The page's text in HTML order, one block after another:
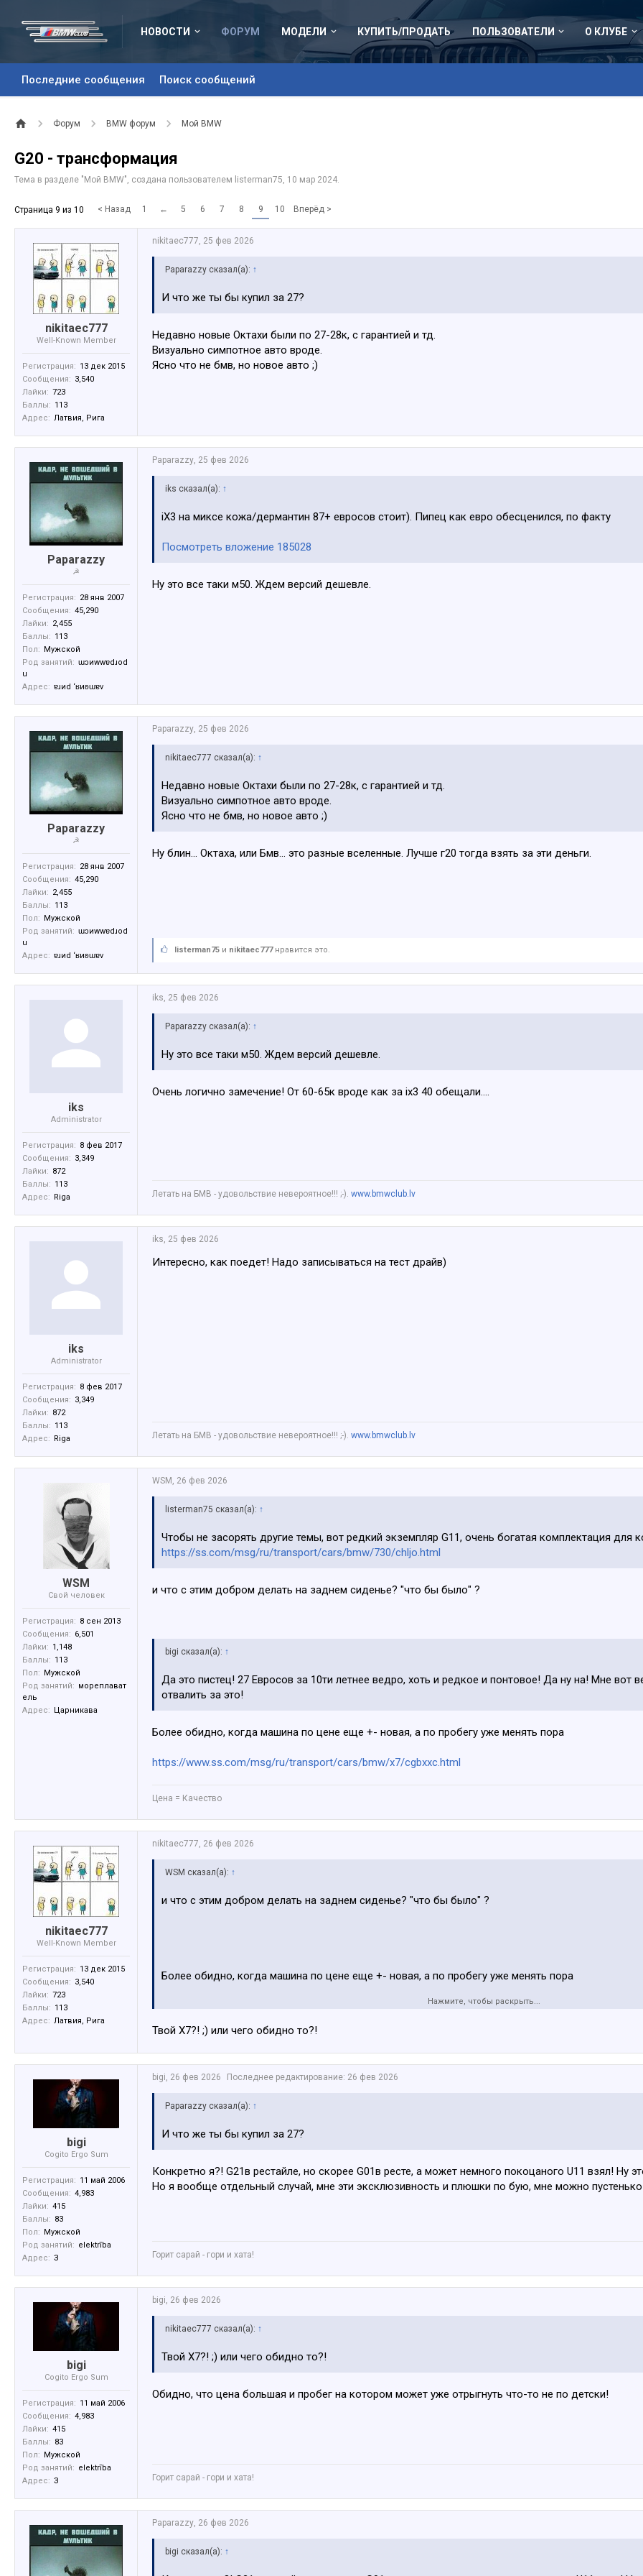
НОВОСТИ ФОРУМ
Последние сообщения Поиск сообщений
МОДЕЛИ КУПИТЬ/ПРОДАТЬ ПОЛЬЗОВАТЕЛИ О КЛУБЕ
Форум BMW форум Мой BMW
G20 - трансформация
Тема в разделе " Мой BMW", создана пользователем listerman75, 10 мар 2024.
Страница 9 из 10 < Назад 1 ← 5 6 7 8 9 10 Вперёд >
nikitaec777
Well-Known Member
Регистрация: 13 дек 2015
Сообщения: 3,540
Лайки: 723
Баллы: 113
Адрес: Латвия, Рига
nikitaec777, 25 фев 2026
Paparazzy сказал(а): ↑
И что же ты бы купил за 27?
Недавно новые Октахи были по 27-28к, с гарантией и тд.
Визуально симпотное авто вроде.
Ясно что не бмв, но новое авто ;)
Paparazzy
☭
Регистрация: 28 янв 2007
Сообщения: 45,290
Лайки: 2,455
Баллы: 113
Пол:
Мужской
Род занятий: ɯɔиwwɐdɹоd
u
Адрес: ɐɹиd ‘ʁиʚɯɐv
Paparazzy, 25 фев 2026
iks сказал(а): ↑
iX3 на миксе кожа/дермантин 87+ евросов стоит). Пипец как евро обесценился, по факту
Посмотреть вложение 185028
Ну это все таки м50. Ждем версий дешевле.
Paparazzy
☭
Регистрация: 28 янв 2007
Сообщения: 45,290
Лайки: 2,455
Баллы: 113
Пол:
Мужской
Род занятий: ɯɔиwwɐdɹоd
u
Адрес: ɐɹиd ‘ʁиʚɯɐv
Paparazzy, 25 фев 2026
nikitaec777 сказал(а): ↑
Недавно новые Октахи были по 27-28к, с гарантией и тд.
Визуально симпотное авто вроде.
Ясно что не бмв, но новое авто ;)
Ну блин… Октаха, или Бмв… это разные вселенные. Лучше г20 тогда взять за эти деньги.
listerman75 и nikitaec777нравится это.
iks
Administrator
Регистрация: 8 фев 2017
Сообщения: 3,349
Лайки: 872
Баллы: 113
Адрес:
Riga
iks, 25 фев 2026
Paparazzy сказал(а): ↑
Ну это все таки м50. Ждем версий дешевле.
Очень логично замечение! От 60-65к вроде как за ix3 40 обещали....
Летать на БМВ - удовольствие невероятное!!! ;-). www.bmwclub.lv
iks
Administrator
Регистрация: 8 фев 2017
Сообщения: 3,349
Лайки: 872
Баллы: 113
Адрес:
Riga
iks, 25 фев 2026
Интересно, как поедет! Надо записываться на тест драйв)
Летать на БМВ - удовольствие невероятное!!! ;-). www.bmwclub.lv
WSM
Свой человек
Регистрация: 8 сен 2013
Сообщения: 6,501
Лайки: 1,148
Баллы: 113
Пол:
Мужской
Род занятий: мореплават
ель
Адрес:
Царникава
WSM , 26 фев 2026
listerman75 сказал(а): ↑
Чтобы не засорять другие темы, вот редкий экземпляр G11, очень богатая комплектация для
https://ss.com/msg/ru/transport/cars/bmw/730/chljo.html
и что с этим добром делать на заднем сиденье? "что бы было" ?
bigi сказал(а): ↑
Да это пистец! 27 Евросов за 10ти летнее ведро, хоть и редкое и понтовое! Да ну на! Мне вот
отвалить за это!
Более обидно, когда машина по цене еще +- новая, а по пробегу уже менять пора
https://www.ss.com/msg/ru/transport/cars/bmw/x7/cgbxxc.html
Цена = Качество
nikitaec777
Well-Known Member
Регистрация: 13 дек 2015
Сообщения: 3,540
Лайки: 723
Баллы: 113
Адрес: Латвия, Рига
nikitaec777, 26 фев 2026
WSM сказал(а): ↑
и что с этим добром делать на заднем сиденье? "что бы было" ?
Более обидно, когда машина по цене еще +- новая, а по пробегу уже менять пора
https://www.ss.com/msg/ru/transport/cars/bmw/x7/cgbxxc.htmlНажмите, чтобы раскрыть...
Твой Х7?! ;) или чего обидно то?!
bigi
Cogito Ergo Sum
Регистрация: 11 май 2006
Сообщения: 4,983
Лайки: 415
Баллы: 83
Пол:
Мужской
Род занятий: elektrība
Адрес: З
bigi, 26 фев 2026 Последнее редактирование: 26 фев 2026
Paparazzy сказал(а): ↑
И что же ты бы купил за 27?
Конкретно я?! G21в рестайле, но скорее G01в ресте, а может немного покоцаного U11 взял! Ну
Но я вообще отдельный случай, мне эти эксклюзивность и плюшки по бую, мне можно
Горит сарай - гори и хата!
bigi
Cogito Ergo Sum
Регистрация: 11 май 2006
Сообщения: 4,983
Лайки: 415
Баллы: 83
Пол:
Мужской
Род занятий: elektrība
Адрес: З
bigi, 26 фев 2026
nikitaec777 сказал(а): ↑
Твой Х7?! ;) или чего обидно то?!
Обидно, что цена большая и пробег на котором может уже отрыгнуть что-то не по детски!
Горит сарай - гори и хата!
Paparazzy, 26 фев 2026
bigi сказал(а): ↑